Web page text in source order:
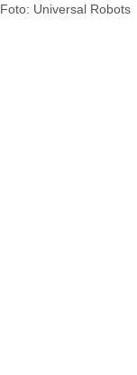
Foto: Universal Robots